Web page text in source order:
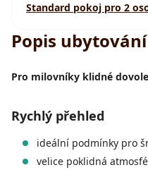
Standard pokoj pro 2
Popis ubytování
Pro milovníky klidné
Rychlý přehled
ideální podmínky pro
velice poklidná